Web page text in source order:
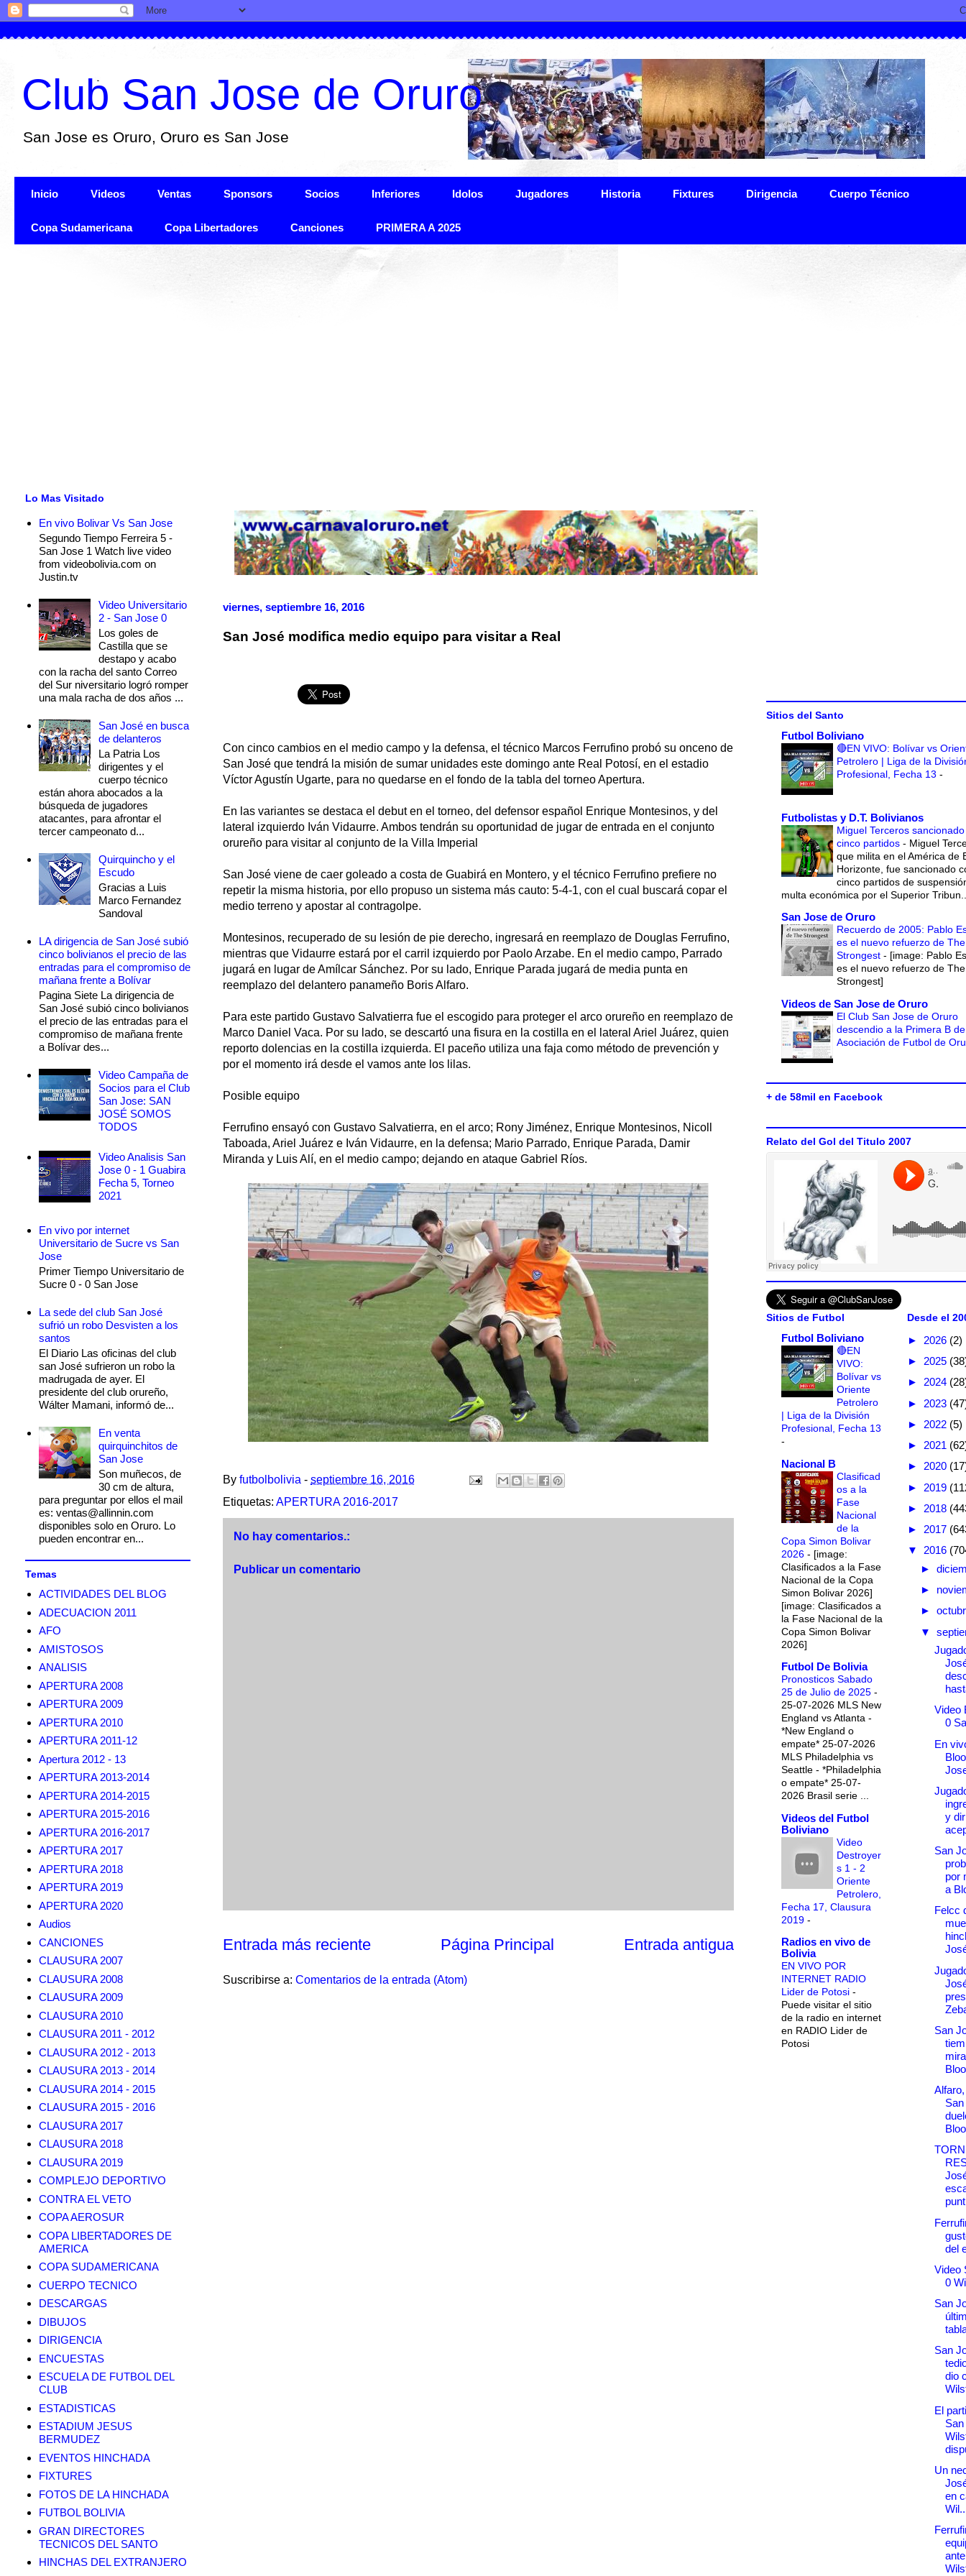
Club San Jose de Oruro
San Jose es Oruro, Oruro es San Jose
Inicio Videos Ventas Sponsors Socios Inferiores Idolos Jugadores Historia Fixtures Dirigencia Cuerpo Técnico
Copa Sudamericana Copa Libertadores Canciones PRIMERA A 2025
viernes, septiembre 16, 2016
San José modifica medio equipo para visitar a Real
Con cinco cambios en el medio campo y la defensa, el técnico Marcos Ferrufino probó su onceno de
San José que tendrá la misión de sumar unidades este domingo ante Real Potosí, en el estadio
Víctor Agustín Ugarte, para no quedarse en el fondo de la tabla del torneo Apertura.
En las variantes se destaca el debut en el torneo, del defensor español Enrique Montesinos, y del
lateral izquierdo Iván Vidaurre. Ambos tendrán su oportunidad de jugar de entrada en el conjunto
orureño para visitar al conjunto de la Villa Imperial
San José viene de caer goleado a costa de Guabirá en Montero, y el técnico Ferrufino prefiere no
repetir la misma historia, por ello propuso un sistema más cauto: 5-4-1, con el cual buscará copar el
medio terreno y apostar al contragolpe.
Montesinos, recuperado de su lesión de pie derecho, ingresará en reemplazo de Douglas Ferrufino,
mientras que Vidaurre estará por el carril izquierdo por Paolo Arzabe. En el medio campo, Parrado
jugará en lugar de Amílcar Sánchez. Por su lado, Enrique Parada jugará de media punta en
reemplazo del delantero panameño Boris Alfaro.
Para este partido Gustavo Salvatierra fue el escogido para proteger el arco orureño en reemplazo de
Marco Daniel Vaca. Por su lado, se descartó una fisura en la costilla en el lateral Ariel Juárez, quien
reporto dolencias en la costilla izquierda. El paceño utiliza una faja como método de prevención y
por el momento irá desde el vamos ante los lilas.
Posible equipo
Ferrufino ensayó con Gustavo Salvatierra, en el arco; Rony Jiménez, Enrique Montesinos, Nicoll
Taboada, Ariel Juárez e Iván Vidaurre, en la defensa; Mario Parrado, Enrique Parada, Damir
Miranda y Luis Alí, en el medio campo; dejando en ataque Gabriel Ríos.
By futbolbolivia - septiembre 16, 2016
Etiquetas: APERTURA 2016-2017
No hay comentarios.:
Publicar un comentario
Entrada más reciente Entrada antigua
Página Principal
Suscribirse a: Comentarios de la entrada (Atom)
Lo Mas Visitado
En vivo Bolivar Vs San Jose
Segundo Tiempo Ferreira 5 -
San Jose 1 Watch live video
from videobolivia.com on
Justin.tv
Video Universitario
2 - San Jose 0
Los goles de
Castilla que se
destapo y acabo
con la racha del santo Correo
del Sur niversitario logró romper
una mala racha de dos años ...
San José en busca
de delanteros
La Patria Los
dirigentes y el
cuerpo técnico
están ahora abocados a la
búsqueda de jugadores
atacantes, para afrontar el
tercer campeonato d...
Quirquincho y el
Escudo
Gracias a Luis
Marco Fernandez
Sandoval
LA dirigencia de San José subió
cinco bolivianos el precio de las
entradas para el compromiso de
mañana frente a Bolívar
Pagina Siete La dirigencia de
San José subió cinco bolivianos
el precio de las entradas para el
compromiso de mañana frente
a Bolívar des...
Video Campaña de
Socios para el Club
San Jose: SAN
JOSÉ SOMOS
TODOS
Video Analisis San
Jose 0 - 1 Guabira
Fecha 5, Torneo
2021
En vivo por internet
Universitario de Sucre vs San
Jose
Primer Tiempo Universitario de
Sucre 0 - 0 San Jose
La sede del club San José
sufrió un robo Desvisten a los
santos
El Diario Las oficinas del club
san José sufrieron un robo la
madrugada de ayer. El
presidente del club orureño,
Wálter Mamani, informó de...
En venta
quirquinchitos de
San Jose
Son muñecos, de
30 cm de altura,
para preguntar por ellos el mail
es: ventas@allinnin.com
disponibles solo en Oruro. Lo
pueden encontrar en...
Temas
ACTIVIDADES DEL BLOG
ADECUACION 2011
AFO
AMISTOSOS
ANALISIS
APERTURA 2008
APERTURA 2009
APERTURA 2010
APERTURA 2011-12
Apertura 2012 - 13
APERTURA 2013-2014
APERTURA 2014-2015
APERTURA 2015-2016
APERTURA 2016-2017
APERTURA 2017
APERTURA 2018
APERTURA 2019
APERTURA 2020
Audios
CANCIONES
CLAUSURA 2007
CLAUSURA 2008
CLAUSURA 2009
CLAUSURA 2010
CLAUSURA 2011 - 2012
CLAUSURA 2012 - 2013
CLAUSURA 2013 - 2014
CLAUSURA 2014 - 2015
CLAUSURA 2015 - 2016
CLAUSURA 2017
CLAUSURA 2018
CLAUSURA 2019
COMPLEJO DEPORTIVO
CONTRA EL VETO
COPA AEROSUR
COPA LIBERTADORES DE
AMERICA
COPA SUDAMERICANA
CUERPO TECNICO
DESCARGAS
DIBUJOS
DIRIGENCIA
ENCUESTAS
ESCUELA DE FUTBOL DEL
CLUB
ESTADISTICAS
ESTADIUM JESUS
BERMUDEZ
EVENTOS HINCHADA
FIXTURES
FOTOS DE LA HINCHADA
FUTBOL BOLIVIA
GRAN DIRECTORES
TECNICOS DEL SANTO
HINCHAS DEL EXTRANJERO
Sitios del Santo
Futbol Boliviano
🔴EN VIVO: Bolívar vs
Petrolero | Liga de la
Profesional, Fecha 13 -
Futbolistas y D.T. Bolivianos
Miguel Terceros
cinco partidos - Miguel
que milita en el América de
Horizonte, fue sancionado
cinco partidos de
multa económica por el Superior
San Jose de Oruro
Recuerdo de 2005: Pablo
es el nuevo refuerzo de The
Strongest - [image: Pablo
es el nuevo refuerzo de The
Strongest]
Videos de San Jose de Oruro
El Club San Jose de Oruro
descendio a la Primera B
Asociación de Futbol de
+ de 58mil en Facebook
Relato del Gol del Titulo 2007
Sitios de Futbol
Futbol Boliviano
🔴EN
VIVO:
Bolívar vs
Oriente
Petrolero
| Liga de la División
Profesional, Fecha 13
-
Nacional B
Clasificad
os a la
Fase
Nacional
de la
Copa Simon Bolivar
2026 - [image:
Clasificados a la Fase
Nacional de la Copa
Simon Bolivar 2026]
[image: Clasificados a
la Fase Nacional de la
Copa Simon Bolivar
2026]
Futbol De Bolivia
Pronosticos Sabado
25 de Julio de 2025 -
25-07-2026 MLS New
England vs Atlanta -
*New England o
empate* 25-07-2026
MLS Philadelphia vs
Seattle - *Philadelphia
o empate* 25-07-
2026 Brasil serie ...
Videos del Futbol
Boliviano
Video
Destroyer
s 1 - 2
Oriente
Petrolero,
Fecha 17, Clausura
2019 -
Radios en vivo de
Bolivia
EN VIVO POR
INTERNET RADIO
Lider de Potosi -
Puede visitar el sitio
de la radio en internet
en RADIO Lider de
Potosi
Desde el
► 2026 (2)
► 2025
► 2024
► 2023
► 2022 (5)
► 2021
► 2020
► 2019
► 2018
► 2017
▼ 2016
►
►
►
▼
Video
0
En
y
San
por
a
Felcc
San
del
Video
0
San
San
dio
El
Un
en
ante